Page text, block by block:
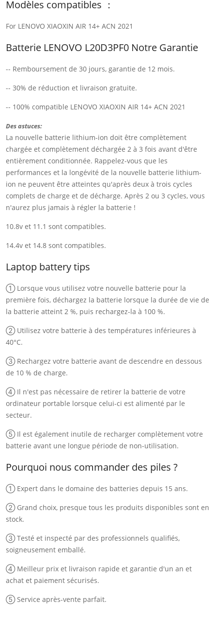
Modèles compatibles ：
For LENOVO XIAOXIN AIR 14+ ACN 2021
Batterie LENOVO L20D3PF0 Notre Garantie
-- Remboursement de 30 jours, garantie de 12 mois.
-- 30% de réduction et livraison gratuite.
-- 100% compatible LENOVO XIAOXIN AIR 14+ ACN 2021
Des astuces:
La nouvelle batterie lithium-ion doit être complètement
chargée et complètement déchargée 2 à 3 fois avant d'être
entièrement conditionnée. Rappelez-vous que les
performances et la longévité de la nouvelle batterie lithium-
ion ne peuvent être atteintes qu'après deux à trois cycles
complets de charge et de décharge. Après 2 ou 3 cycles, vous
n'aurez plus jamais à régler la batterie !
10.8v et 11.1 sont compatibles.
14.4v et 14.8 sont compatibles.
Laptop battery tips
① Lorsque vous utilisez votre nouvelle batterie pour la
première fois, déchargez la batterie lorsque la durée de vie de
la batterie atteint 2 %, puis rechargez-la à 100 %.
② Utilisez votre batterie à des températures inférieures à
40°C.
③ Rechargez votre batterie avant de descendre en dessous
de 10 % de charge.
④ Il n'est pas nécessaire de retirer la batterie de votre
ordinateur portable lorsque celui-ci est alimenté par le
secteur.
⑤ Il est également inutile de recharger complètement votre
batterie avant une longue période de non-utilisation.
Pourquoi nous commander des piles ?
① Expert dans le domaine des batteries depuis 15 ans.
② Grand choix, presque tous les produits disponibles sont en
stock.
③ Testé et inspecté par des professionnels qualifiés,
soigneusement emballé.
④ Meilleur prix et livraison rapide et garantie d'un an et
achat et paiement sécurisés.
⑤ Service après-vente parfait.